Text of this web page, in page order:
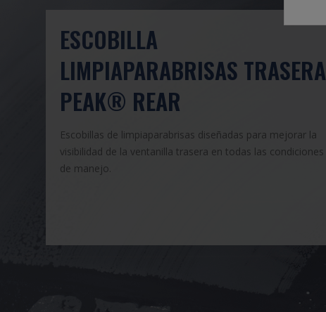
ESCOBILLA
LIMPIAPARABRISAS TRASERA
PEAK® REAR
Escobillas de limpiaparabrisas diseñadas para mejorar la
visibilidad de la ventanilla trasera en todas las condiciones
de manejo.